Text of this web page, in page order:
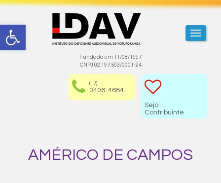
Abrir a barra de ferramentas
Fundado em 11/08/1997
CNPJ 02.197.503/0001-24
Seja
Contribuinte
(17)
3406-4684
AMÉRICO DE CAMPOS